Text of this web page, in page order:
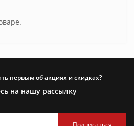
первым об акциях и скидках?
на нашу рассылку